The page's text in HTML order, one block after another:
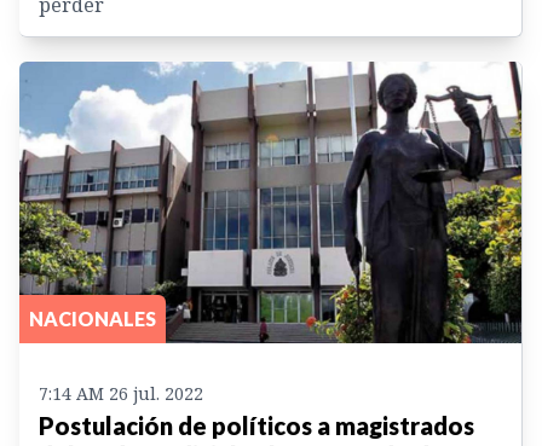
NACIONALES
7:14 AM 26 jul. 2022
Postulación de políticos a magistrados